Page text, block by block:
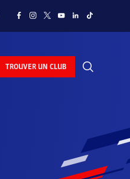
TROUVER UN CLUB